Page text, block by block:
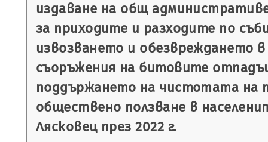
издаване на общ
за приходите и разходите по
извозването и обезвреждането в
съоръжения на битовите
поддържането на чистотата на
обществено ползване в
Лясковец през 2022 г.